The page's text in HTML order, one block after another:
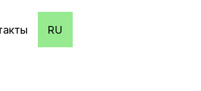
RU